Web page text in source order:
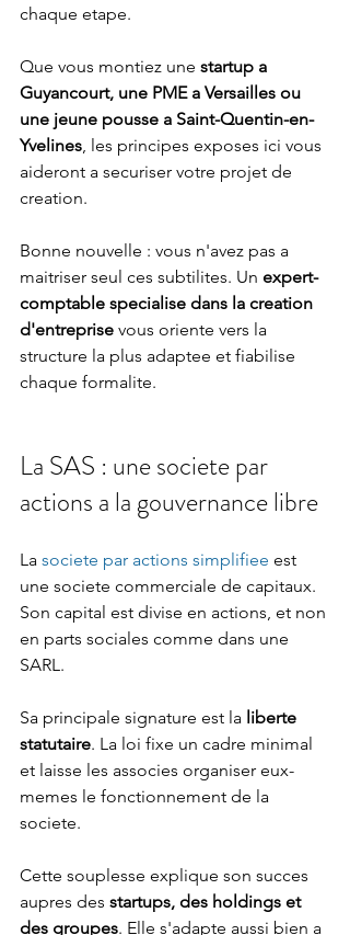
chaque etape.
Que vous montiez une startup a
Guyancourt, une PME a Versailles ou
une jeune pousse a Saint-Quentin-en-
Yvelines, les principes exposes ici vous
aideront a securiser votre projet de
creation.
Bonne nouvelle : vous n'avez pas a
maitriser seul ces subtilites. Un expert-
comptable specialise dans la creation
d'entreprise vous oriente vers la
structure la plus adaptee et fiabilise
chaque formalite.
La SAS : une societe par
actions a la gouvernance libre
La societe par actions simplifiee est
une societe commerciale de capitaux.
Son capital est divise en actions, et non
en parts sociales comme dans une
SARL.
Sa principale signature est la liberte
statutaire. La loi fixe un cadre minimal
et laisse les associes organiser eux-
memes le fonctionnement de la
societe.
Cette souplesse explique son succes
aupres des startups, des holdings et
des groupes. Elle s'adapte aussi bien a